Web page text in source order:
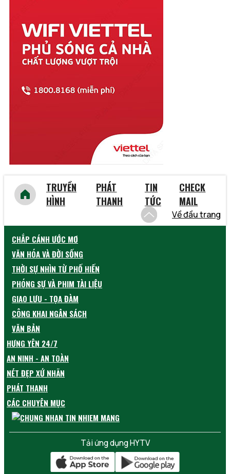
Thừa Thiên Huế
Tiền Giang
Trà Vinh
Tuyên Quang
Vĩnh Phúc
Vũng Tàu
TRUYỀN
HÌNH
PHÁT
THANH
TIN
TỨC
CHECK
MAIL
Về đầu trang
CHẮP CÁNH ƯỚC MƠ
VĂN HÓA VÀ ĐỜI SỐNG
THỜI SỰ NHÌN TỪ PHỐ HIẾN
PHÓNG SỰ VÀ PHIM TÀI LIỆU
GIAO LƯU - TỌA ĐÀM
CÔNG KHAI NGÂN SÁCH
VĂN BẢN
HƯNG YÊN 24/7
AN NINH - AN TOÀN
NÉT ĐẸP XỨ NHÃN
PHÁT THANH
CÁC CHUYÊN MỤC
Tải ứng dụng HYTV